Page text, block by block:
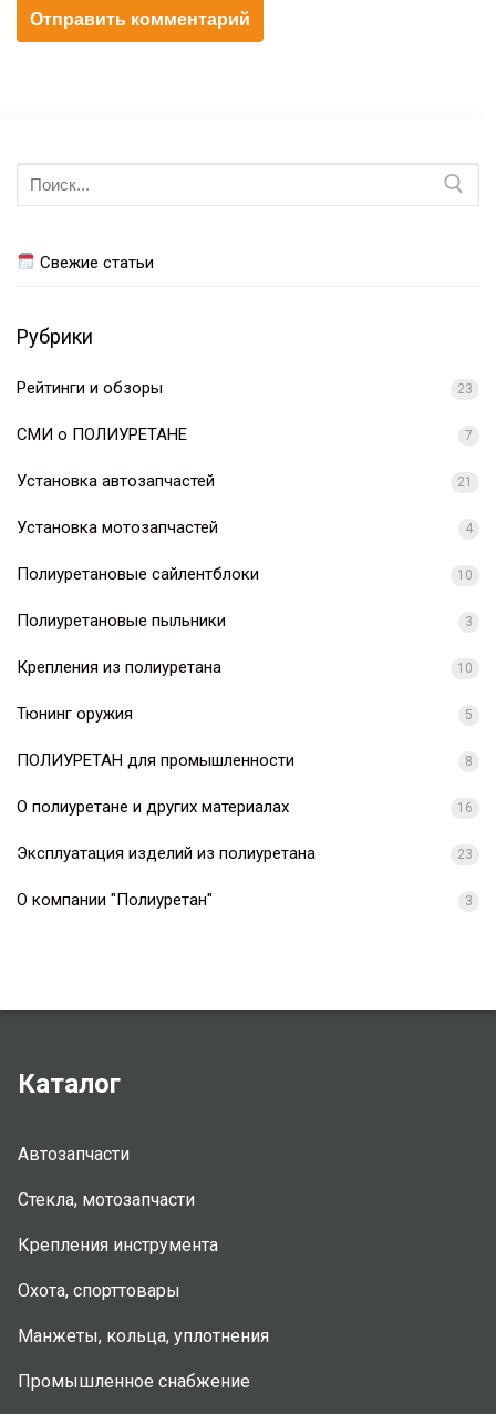
Искать:
Свежие статьи
Рубрики
Рейтинги и обзоры 23
СМИ о ПОЛИУРЕТАНЕ 7
Установка автозапчастей 21
Установка мотозапчастей 4
Полиуретановые сайлентблоки 10
Полиуретановые пыльники 3
Крепления из полиуретана 10
Тюнинг оружия 5
ПОЛИУРЕТАН для промышленности 8
О полиуретане и других материалах 16
Эксплуатация изделий из полиуретана 23
О компании "Полиуретан" 3
Каталог
Автозапчасти
Стекла, мотозапчасти
Крепления инструмента
Охота, спорттовары
Манжеты, кольца, уплотнения
Промышленное снабжение